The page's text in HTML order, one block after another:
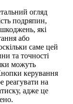
огляд
подряпин,
які
або
саме цей
та точності
можуть
керування
реагувати на
адже це